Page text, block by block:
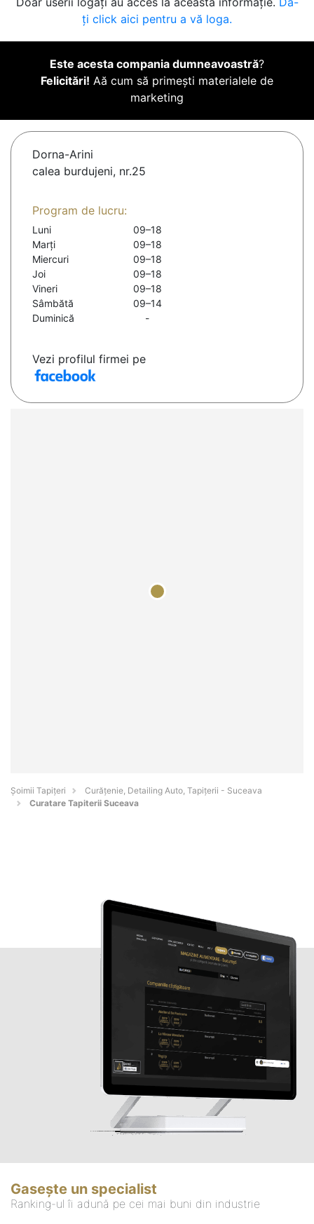
ți click aici pentru a vă loga.
Este acesta compania dumneavoastră?
Felicitări! Aă cum să primești materialele de
marketing
Dorna-Arini
calea burdujeni, nr.25
Program de lucru:
Luni
09–18
Marți
09–18
Miercuri
09–18
Joi
09–18
Vineri
09–18
Sâmbătă
09–14
Duminică
-
Vezi profilul firmei pe
Șoimii Tapițeri
Curățenie, Detailing Auto, Tapițerii - Suceava
Curatare Tapiterii Suceava
Gasește un specialist
Ranking-ul îi adună pe cei mai buni din industrie